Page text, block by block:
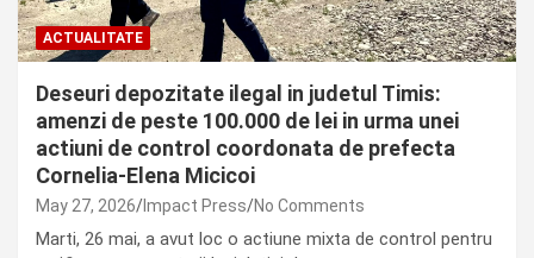
ACTUALITATE
Deseuri depozitate ilegal in judetul Timis:
amenzi de peste 100.000 de lei in urma unei
actiuni de control coordonata de prefecta
Cornelia-Elena Micicoi
May 27, 2026 Impact Press No Comments
Marti, 26 mai, a avut loc o actiune mixta de control pentru